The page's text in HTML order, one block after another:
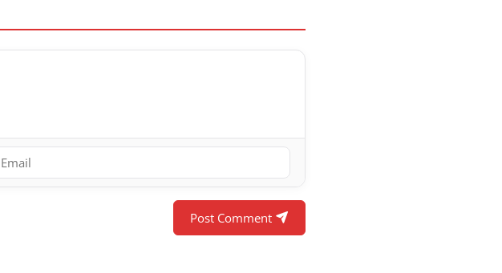
Post Comment